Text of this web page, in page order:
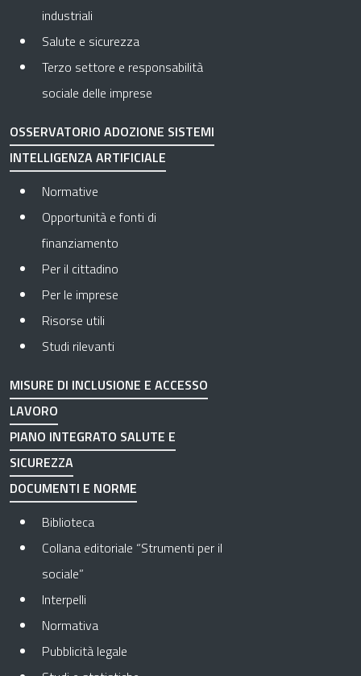
industriali
Salute e sicurezza
Terzo settore e responsabilità
sociale delle imprese
OSSERVATORIO ADOZIONE SISTEMI
INTELLIGENZA ARTIFICIALE
Normative
Opportunità e fonti di
finanziamento
Per il cittadino
Per le imprese
Risorse utili
Studi rilevanti
MISURE DI INCLUSIONE E ACCESSO
LAVORO
PIANO INTEGRATO SALUTE E
SICUREZZA
DOCUMENTI E NORME
Biblioteca
Collana editoriale “Strumenti per il
sociale”
Interpelli
Normativa
Pubblicità legale